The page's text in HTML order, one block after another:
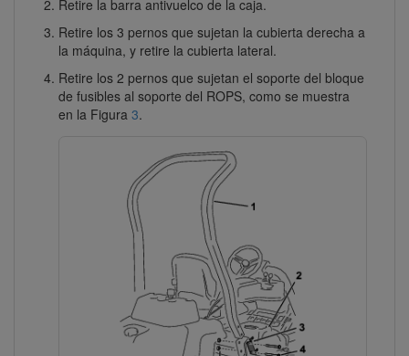
Retire la barra antivuelco de la caja.
Retire los 3 pernos que sujetan la cubierta derecha a
la máquina, y retire la cubierta lateral.
Retire los 2 pernos que sujetan el soporte del bloque
de fusibles al soporte del ROPS, como se muestra
en la Figura 3.